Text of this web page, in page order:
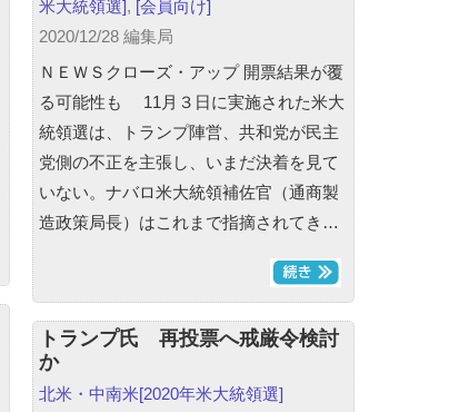
米大統領選], [会員向け]
2020/12/28 編集局
ＮＥＷＳクローズ・アップ 開票結果が覆
る可能性も 11月３日に実施された米大
統領選は、トランプ陣営、共和党が民主
党側の不正を主張し、いまだ決着を見て
いない。ナバロ米大統領補佐官（通商製
造政策局長）はこれまで指摘されてき…
トランプ氏 再投票へ戒厳令検討
か
北米・中南米[2020年米大統領選]